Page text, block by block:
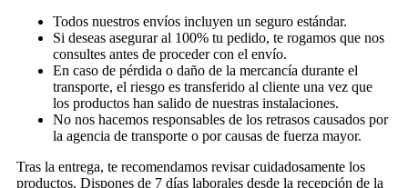
Todos nuestros envíos incluyen un seguro estándar.
Si deseas asegurar al 100% tu pedido, te rogamos que nos
consultes antes de proceder con el envío.
En caso de pérdida o daño de la mercancía durante el
transporte, el riesgo es transferido al cliente una vez que
los productos han salido de nuestras instalaciones.
No nos hacemos responsables de los retrasos causados por
la agencia de transporte o por causas de fuerza mayor.
Tras la entrega, te recomendamos revisar cuidadosamente los
productos. Dispones de 7 días laborales desde la recepción de la